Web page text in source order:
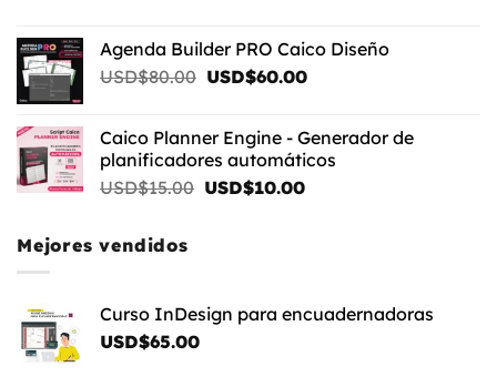
Agenda Builder PRO Caico Diseño
USD$80.00 El
era:
USD$80.00.
USD$60.00El
es:
USD$60.00.
Caico Planner Engine - Generador de
planificadores automáticos
USD$15.00 El
USD$10.00El
Mejores vendidos
Curso InDesign para encuadernadoras
USD$65.00